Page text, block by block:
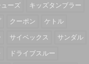
ーズ
キッズタンブラー
クーポン
ケトル
サイベックス
サンダル
ドライブスルー